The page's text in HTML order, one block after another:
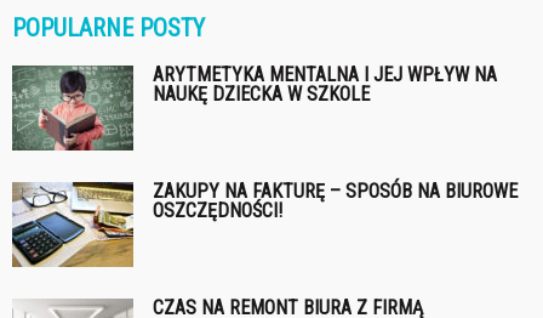
POPULARNE POSTY
ARYTMETYKA MENTALNA I JEJ WPŁYW NA
NAUKĘ DZIECKA W SZKOLE
ZAKUPY NA FAKTURĘ – SPOSÓB NA BIUROWE
OSZCZĘDNOŚCI!
CZAS NA REMONT BIURA Z FIRMĄ